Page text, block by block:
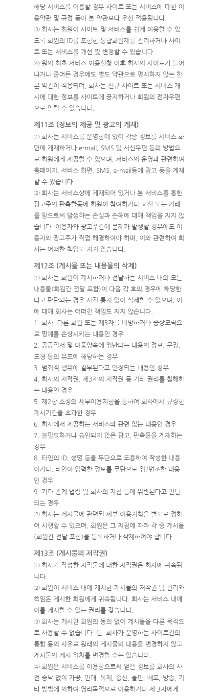
해당 서비스를 이용할 경우 사이트 또는 서비스에 대한 이
용약관 및 규정 등이 본 약관보다 우선 적용됩니다.
③ 회사는 회원이 사이트 및 서비스를 쉽게 이용할 수 있
도록 회원의 ID를 포함한 통합회원제를 관리하거나 사이
트 또는 서비스를 개선 및 변경할 수 있습니다.
④ 원의 최초 서비스 이용신청 이후 회사의 사이트가 늘어
나거나 줄어든 경우에도 별도 약관으로 명시하지 않는 한
본 약관이 적용되며, 회사는 신규 사이트 또는 서비스 개
시에 대한 정보를 사이트에 공지하거나 회원의 전자우편
으로 알릴 수 있습니다.
제11조 (정보의 제공 및 광고의 게재)
① 회사는 서비스를 운영함에 있어 각종 정보를 서비스 화
면에 게재하거나 e-mail, SMS 및 서신우편 등의 방법으
로 회원에게 제공할 수 있으며, 서비스의 운영과 관련하여
홈페이지, 서비스 화면, SMS, e-mail등에 광고 등을 게재
할 수 있습니다.
② 회사는 서비스상에 게재되어 있거나 본 서비스를 통한
광고주의 판촉활동에 회원이 참여하거나 교신 또는 거래
를 함으로써 발생하는 손실과 손해에 대해 책임을 지지 않
습니다. 이용자와 광고주간에 문제가 발생할 경우에도 이
용자와 광고주가 직접 해결하여야 하며, 이와 관련하여 회
사는 어떠한 책임도 지지 않습니다.
제12조 (게시물 또는 내용물의 삭제)
① 회사는 회원이 게시하거나 전달하는 서비스 내의 모든
내용물(회원간 전달 포함)이 다음 각 호의 경우에 해당한
다고 판단되는 경우 사전 통지 없이 삭제할 수 있으며, 이
에 대해 회사는 어떠한 책임도 지지 않습니다.
1. 회사, 다른 회원 또는 제3자를 비방하거나 중상모략으
로 명예를 손상시키는 내용인 경우
2. 공공질서 및 미풍양속에 위반되는 내용의 정보, 문장,
도형 등의 유포에 해당하는 경우
3. 범죄적 행위에 결부된다고 인정되는 내용인 경우
4. 회사의 저작권, 제3자의 저작권 등 기타 권리를 침해하
는 내용인 경우
5. 제2항 소정의 세부이용지침을 통하여 회사에서 규정한
게시기간을 초과한 경우
6. 회사에서 제공하는 서비스와 관련 없는 내용인 경우
7. 불필요하거나 승인되지 않은 광고, 판촉물을 게재하는
경우
8. 타인의 ID, 성명 등을 무단으로 도용하여 작성한 내용
이거나, 타인이 입력한 정보를 무단으로 위?변조한 내용
인 경우
9. 기타 관계 법령 및 회사의 지침 등에 위반된다고 판단
되는 경우
② 회사는 게시물에 관련된 세부 이용지침을 별도로 정하
여 시행할 수 있으며, 회원은 그 지침에 따라 각 종 게시물
(회원간 전달 포함)을 등록하거나 삭제하여야 합니다.
제13조 (게시물의 저작권)
① 회사가 작성한 저작물에 대한 저작권은 회사에 귀속됩
니다.
② 회원이 서비스 내에 게시한 게시물의 저작권 및 권리와
책임은 게시한 회원에게 귀속됩니다. 회사는 서비스 내에
이를 게시할 수 있는 권리를 갖습니다.
③ 회사는 게시한 회원의 동의 없이 게시물을 다른 목적으
로 사용할 수 없습니다. 단, 회사가 운영하는 사이트간의
통합 등의 사유로 원래의 게시물의 내용을 변경하지 않고
게시물의 게시 위치를 변경할 수는 있습니다.
④ 회원은 서비스를 이용함으로써 얻은 정보를 회사의 사
전 승낙 없이 가공, 판매, 복제, 송신, 출판, 배포, 방송, 기
타 방법에 의하여 영리목적으로 이용하거나 제 3자에게